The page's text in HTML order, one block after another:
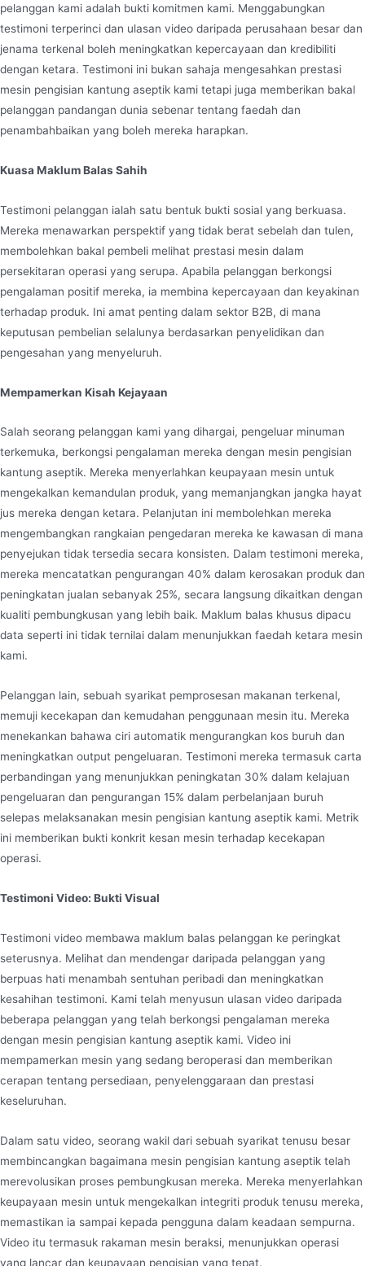
pelanggan kami adalah bukti komitmen kami. Menggabungkan
testimoni terperinci dan ulasan video daripada perusahaan besar dan
jenama terkenal boleh meningkatkan kepercayaan dan kredibiliti
dengan ketara. Testimoni ini bukan sahaja mengesahkan prestasi
mesin pengisian kantung aseptik kami tetapi juga memberikan bakal
pelanggan pandangan dunia sebenar tentang faedah dan
penambahbaikan yang boleh mereka harapkan.
Kuasa Maklum Balas Sahih
Testimoni pelanggan ialah satu bentuk bukti sosial yang berkuasa.
Mereka menawarkan perspektif yang tidak berat sebelah dan tulen,
membolehkan bakal pembeli melihat prestasi mesin dalam
persekitaran operasi yang serupa. Apabila pelanggan berkongsi
pengalaman positif mereka, ia membina kepercayaan dan keyakinan
terhadap produk. Ini amat penting dalam sektor B2B, di mana
keputusan pembelian selalunya berdasarkan penyelidikan dan
pengesahan yang menyeluruh.
Mempamerkan Kisah Kejayaan
Salah seorang pelanggan kami yang dihargai, pengeluar minuman
terkemuka, berkongsi pengalaman mereka dengan mesin pengisian
kantung aseptik. Mereka menyerlahkan keupayaan mesin untuk
mengekalkan kemandulan produk, yang memanjangkan jangka hayat
jus mereka dengan ketara. Pelanjutan ini membolehkan mereka
mengembangkan rangkaian pengedaran mereka ke kawasan di mana
penyejukan tidak tersedia secara konsisten. Dalam testimoni mereka,
mereka mencatatkan pengurangan 40% dalam kerosakan produk dan
peningkatan jualan sebanyak 25%, secara langsung dikaitkan dengan
kualiti pembungkusan yang lebih baik. Maklum balas khusus dipacu
data seperti ini tidak ternilai dalam menunjukkan faedah ketara mesin
kami.
Pelanggan lain, sebuah syarikat pemprosesan makanan terkenal,
memuji kecekapan dan kemudahan penggunaan mesin itu. Mereka
menekankan bahawa ciri automatik mengurangkan kos buruh dan
meningkatkan output pengeluaran. Testimoni mereka termasuk carta
perbandingan yang menunjukkan peningkatan 30% dalam kelajuan
pengeluaran dan pengurangan 15% dalam perbelanjaan buruh
selepas melaksanakan mesin pengisian kantung aseptik kami. Metrik
ini memberikan bukti konkrit kesan mesin terhadap kecekapan
operasi.
Testimoni Video: Bukti Visual
Testimoni video membawa maklum balas pelanggan ke peringkat
seterusnya. Melihat dan mendengar daripada pelanggan yang
berpuas hati menambah sentuhan peribadi dan meningkatkan
kesahihan testimoni. Kami telah menyusun ulasan video daripada
beberapa pelanggan yang telah berkongsi pengalaman mereka
dengan mesin pengisian kantung aseptik kami. Video ini
mempamerkan mesin yang sedang beroperasi dan memberikan
cerapan tentang persediaan, penyelenggaraan dan prestasi
keseluruhan.
Dalam satu video, seorang wakil dari sebuah syarikat tenusu besar
membincangkan bagaimana mesin pengisian kantung aseptik telah
merevolusikan proses pembungkusan mereka. Mereka menyerlahkan
keupayaan mesin untuk mengekalkan integriti produk tenusu mereka,
memastikan ia sampai kepada pengguna dalam keadaan sempurna.
Video itu termasuk rakaman mesin beraksi, menunjukkan operasi
yang lancar dan keupayaan pengisian yang tepat.